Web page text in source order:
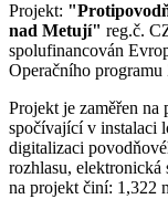
Projekt:
nad Metují" reg.č.
spolufinancován
Operačního
Projekt je zaměřen
spočívající v instalaci
digitalizaci
rozhlasu, elektronická
na projekt činí: 1,322